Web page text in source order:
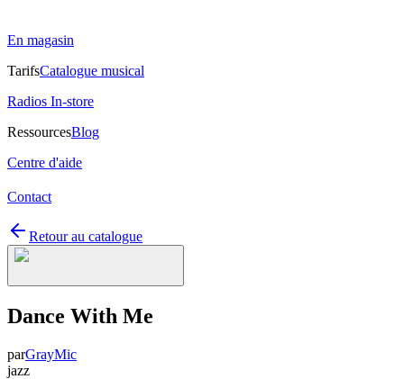
En magasin
TarifsCatalogue musical
Radios In-store
RessourcesBlog
Centre d'aide
Contact
Retour au catalogue
Dance With Me
parGrayMic
jazz